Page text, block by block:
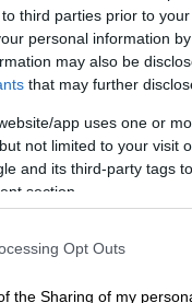
third parties prior to
personal information
may also be
that may further
app uses one or
not limited to your visit
and its third-party tags
section.
Opt Outs
the Sharing of my
|10.10.2025
το prequel
Eleven»
δύο
να βρεθούν